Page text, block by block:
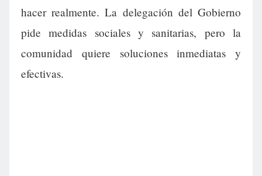
hacer realmente. La delegación del Gobierno
pide medidas sociales y sanitarias, pero la
comunidad quiere soluciones inmediatas y
efectivas.